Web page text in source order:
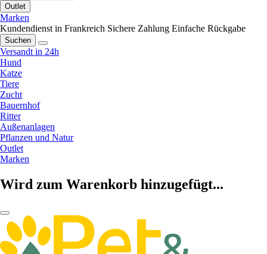
Outlet
Marken
Kundendienst in Frankreich Sichere Zahlung Einfache Rückgabe
Suchen
Versandt in 24h
Hund
Katze
Tiere
Zucht
Bauernhof
Ritter
Außenanlagen
Pflanzen und Natur
Outlet
Marken
Wird zum Warenkorb hinzugefügt...